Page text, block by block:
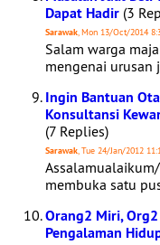
Dapat Hadir (3
Sarawak, Mon 13/Oct/2014
Salam warga
mengenai urusan
Ingin Bantuan
Konsultansi
(7 Replies)
Sarawak, Tue 24/Jan/2012
membuka satu
Orang2 Miri,
Pengalaman